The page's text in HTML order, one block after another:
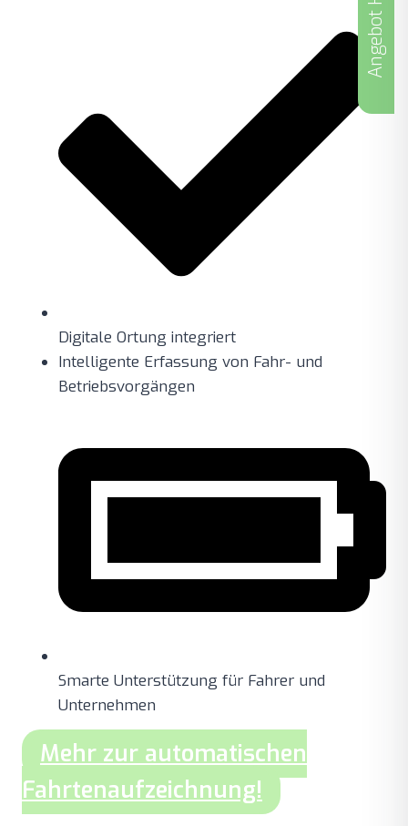
Digitale Ortung integriert
Intelligente Erfassung von Fahr- und
Betriebsvorgängen
Smarte Unterstützung für Fahrer und
Unternehmen
Mehr zur automatischen
Fahrtenaufzeichnung!